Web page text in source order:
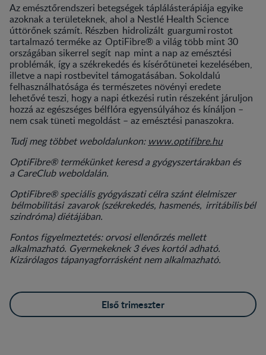
Az emésztőrendszeri betegségek táplálásterápiája egyike
azoknak a területeknek, ahol a Nestlé Health Science
úttörőnek számít. Részben hidrolizált guargumi rostot
tartalmazó terméke az OptiFibre® a világ több mint 30
országában sikerrel segít nap mint a nap az emésztési
problémák, így a székrekedés és kísérőtünetei kezelésében,
illetve a napi rostbevitel támogatásában. Sokoldalú
felhasználhatósága és természetes növényi eredete
lehetővé teszi, hogy a napi étkezési rutin részeként járuljon
hozzá az egészséges bélflóra egyensúlyához és kínáljon –
nem csak tüneti megoldást – az emésztési panaszokra.
Tudj meg többet weboldalunkon: www.optifibre.hu
OptiFibre® termékünket keresd a gyógyszertárakban és
a CareClub weboldalán.
OptiFibre® speciális gyógyászati célra szánt élelmiszer
bélmobilitási zavarok (székrekedés, hasmenés, irritábilis bél
szindróma) diétájában.
Fontos figyelmeztetés: orvosi ellenőrzés mellett
alkalmazható. Gyermekeknek 3 éves kortól adható.
Kizárólagos tápanyagforrásként nem alkalmazható.
Első trimeszter